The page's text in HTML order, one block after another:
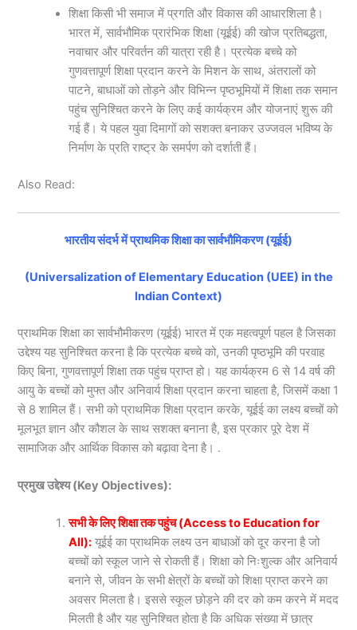
शिक्षा किसी भी समाज में प्रगति और विकास की आधारशिला है।
भारत में, सार्वभौमिक प्रारंभिक शिक्षा (यूईई) की खोज प्रतिबद्धता,
नवाचार और परिवर्तन की यात्रा रही है। प्रत्येक बच्चे को
गुणवत्तापूर्ण शिक्षा प्रदान करने के मिशन के साथ, अंतरालों को
पाटने, बाधाओं को तोड़ने और विभिन्न पृष्ठभूमियों में शिक्षा तक समान
पहुंच सुनिश्चित करने के लिए कई कार्यक्रम और योजनाएं शुरू की
गई हैं। ये पहल युवा दिमागों को सशक्त बनाकर उज्जवल भविष्य के
निर्माण के प्रति राष्ट्र के समर्पण को दर्शाती हैं।
Also Read:
भारतीय संदर्भ में प्राथमिक शिक्षा का सार्वभौमिकरण (यूईई)
(Universalization of Elementary Education (UEE) in the
Indian Context)
प्राथमिक शिक्षा का सार्वभौमीकरण (यूईई) भारत में एक महत्वपूर्ण पहल है जिसका
उद्देश्य यह सुनिश्चित करना है कि प्रत्येक बच्चे को, उनकी पृष्ठभूमि की परवाह
किए बिना, गुणवत्तापूर्ण शिक्षा तक पहुंच प्राप्त हो। यह कार्यक्रम 6 से 14 वर्ष की
आयु के बच्चों को मुफ्त और अनिवार्य शिक्षा प्रदान करना चाहता है, जिसमें कक्षा 1
से 8 शामिल हैं। सभी को प्राथमिक शिक्षा प्रदान करके, यूईई का लक्ष्य बच्चों को
मूलभूत ज्ञान और कौशल के साथ सशक्त बनाना है, इस प्रकार पूरे देश में
सामाजिक और आर्थिक विकास को बढ़ावा देना है। .
प्रमुख उद्देश्य (Key Objectives):
सभी के लिए शिक्षा तक पहुंच (Access to Education for
All): यूईई का प्राथमिक लक्ष्य उन बाधाओं को दूर करना है जो
बच्चों को स्कूल जाने से रोकती हैं। शिक्षा को निःशुल्क और अनिवार्य
बनाने से, जीवन के सभी क्षेत्रों के बच्चों को शिक्षा प्राप्त करने का
अवसर मिलता है। इससे स्कूल छोड़ने की दर को कम करने में मदद
मिलती है और यह सुनिश्चित होता है कि अधिक संख्या में छात्र